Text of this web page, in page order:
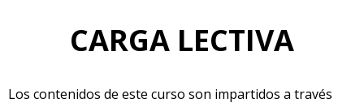
CARGA LECTIVA
Los contenidos de este curso son impartidos a través